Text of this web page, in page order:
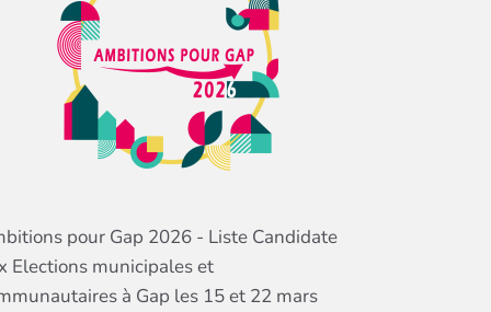
pour Gap 2026 - Liste Candidate
Elections municipales et
à Gap les 15 et 22 mars